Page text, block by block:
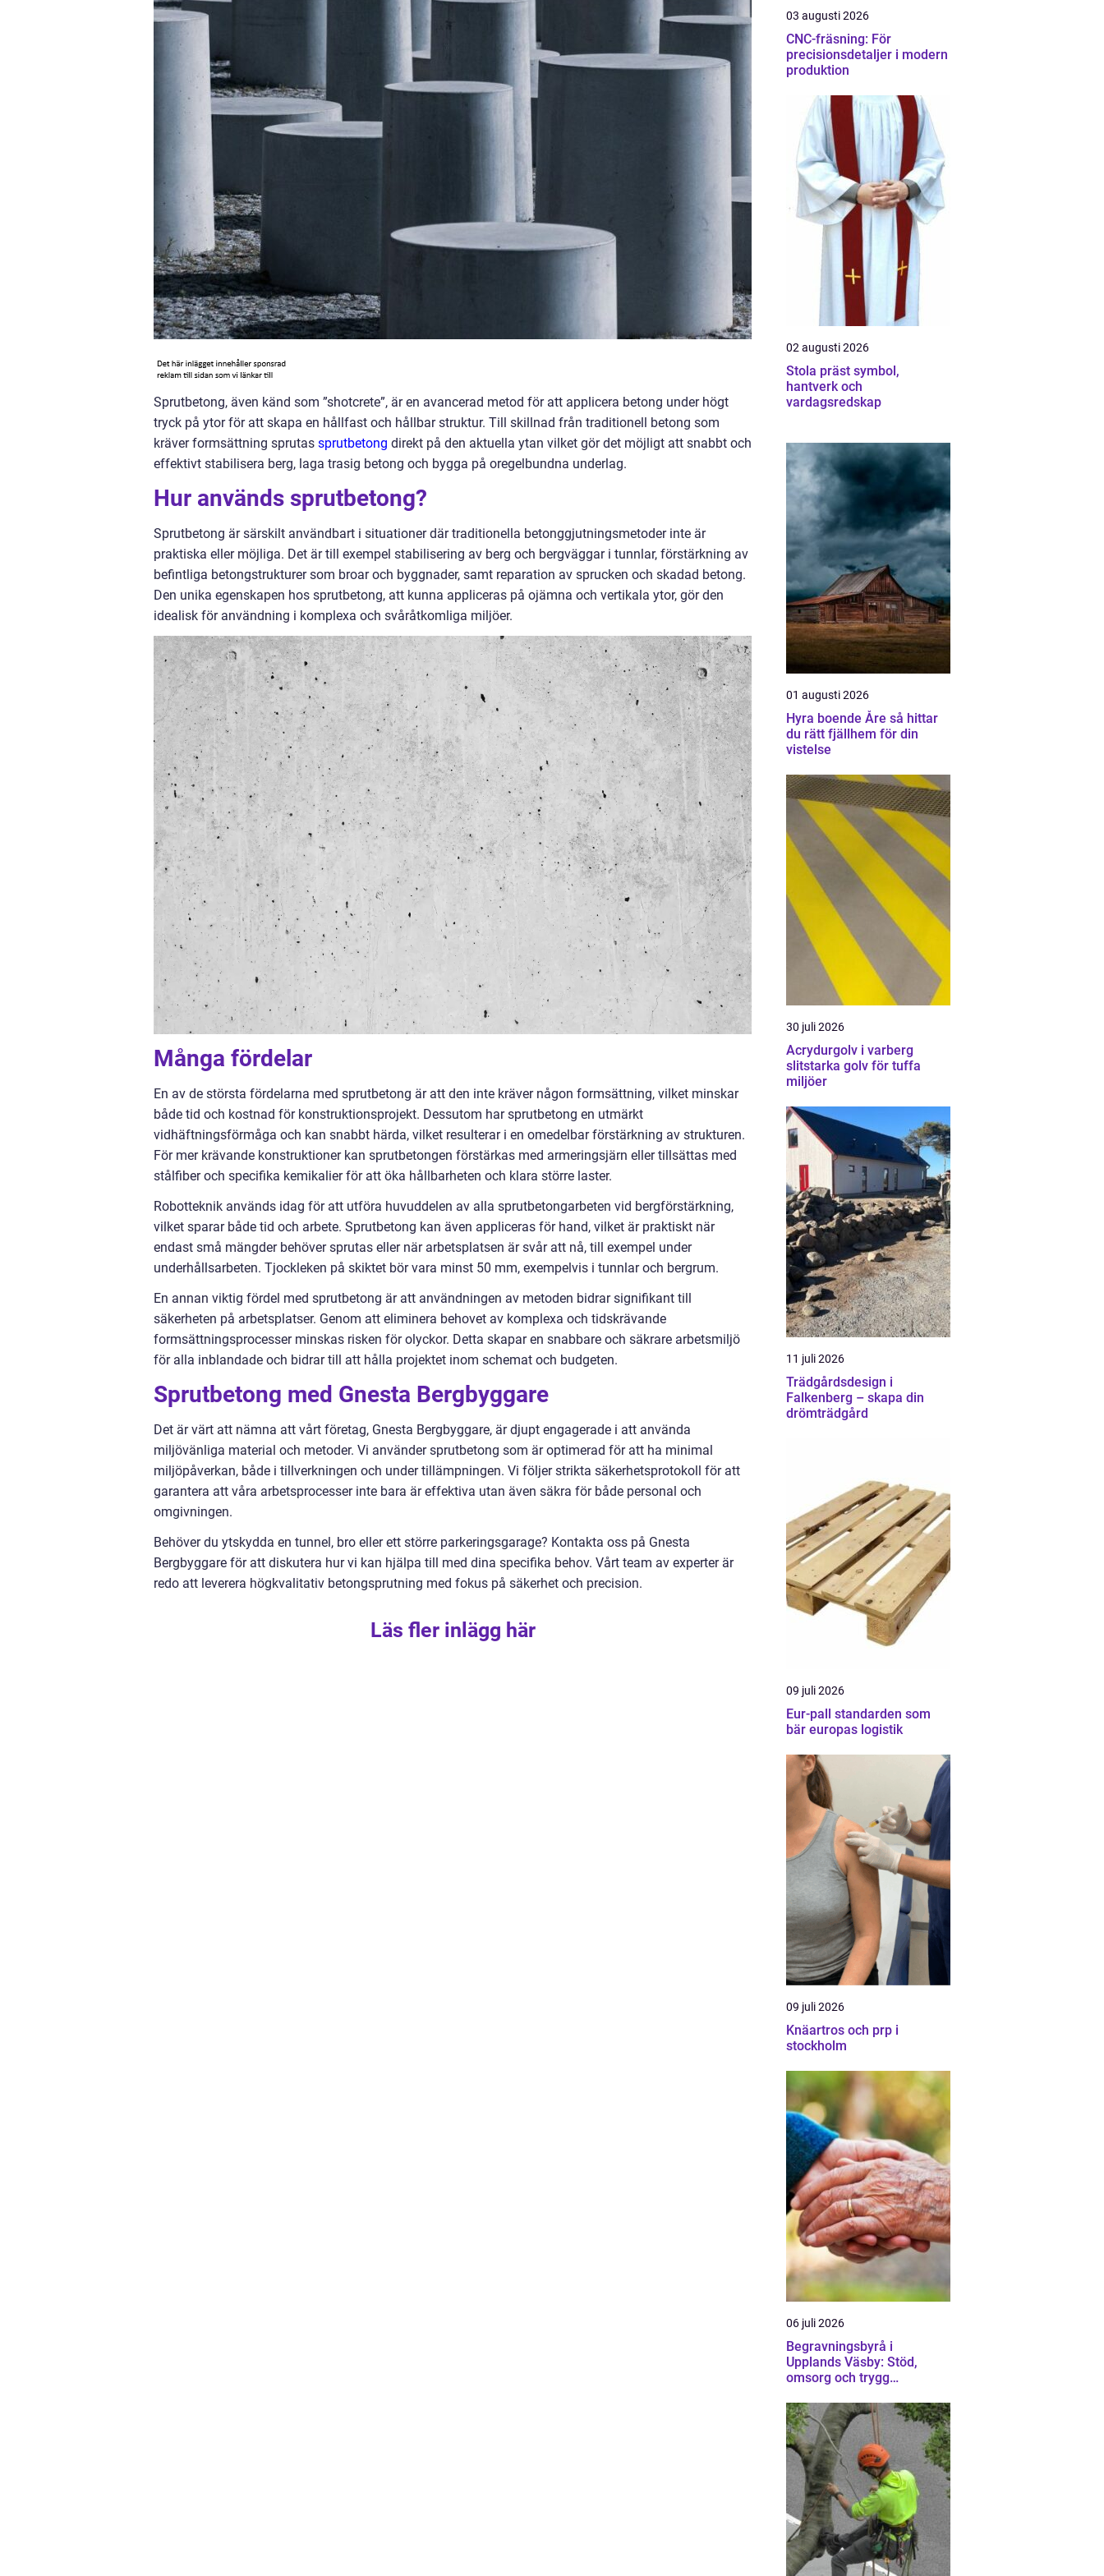
Sprutbetong, även känd som ”shotcrete”, är en avancerad metod för att applicera betong under högt
tryck på ytor för att skapa en hållfast och hållbar struktur. Till skillnad från traditionell betong som
kräver formsättning sprutas sprutbetong direkt på den aktuella ytan vilket gör det möjligt att snabbt och
effektivt stabilisera berg, laga trasig betong och bygga på oregelbundna underlag.
Hur används sprutbetong?
Sprutbetong är särskilt användbart i situationer där traditionella betonggjutningsmetoder inte är
praktiska eller möjliga. Det är till exempel stabilisering av berg och bergväggar i tunnlar, förstärkning av
befintliga betongstrukturer som broar och byggnader, samt reparation av sprucken och skadad betong.
Den unika egenskapen hos sprutbetong, att kunna appliceras på ojämna och vertikala ytor, gör den
idealisk för användning i komplexa och svåråtkomliga miljöer.
Många fördelar
En av de största fördelarna med sprutbetong är att den inte kräver någon formsättning, vilket minskar
både tid och kostnad för konstruktionsprojekt. Dessutom har sprutbetong en utmärkt
vidhäftningsförmåga och kan snabbt härda, vilket resulterar i en omedelbar förstärkning av strukturen.
För mer krävande konstruktioner kan sprutbetongen förstärkas med armeringsjärn eller tillsättas med
stålfiber och specifika kemikalier för att öka hållbarheten och klara större laster.
Robotteknik används idag för att utföra huvuddelen av alla sprutbetongarbeten vid bergförstärkning,
vilket sparar både tid och arbete. Sprutbetong kan även appliceras för hand, vilket är praktiskt när
endast små mängder behöver sprutas eller när arbetsplatsen är svår att nå, till exempel under
underhållsarbeten. Tjockleken på skiktet bör vara minst 50 mm, exempelvis i tunnlar och bergrum.
En annan viktig fördel med sprutbetong är att användningen av metoden bidrar signifikant till
säkerheten på arbetsplatser. Genom att eliminera behovet av komplexa och tidskrävande
formsättningsprocesser minskas risken för olyckor. Detta skapar en snabbare och säkrare arbetsmiljö
för alla inblandade och bidrar till att hålla projektet inom schemat och budgeten.
Sprutbetong med Gnesta Bergbyggare
Det är värt att nämna att vårt företag, Gnesta Bergbyggare, är djupt engagerade i att använda
miljövänliga material och metoder. Vi använder sprutbetong som är optimerad för att ha minimal
miljöpåverkan, både i tillverkningen och under tillämpningen. Vi följer strikta säkerhetsprotokoll för att
garantera att våra arbetsprocesser inte bara är effektiva utan även säkra för både personal och
omgivningen.
Behöver du ytskydda en tunnel, bro eller ett större parkeringsgarage? Kontakta oss på Gnesta
Bergbyggare för att diskutera hur vi kan hjälpa till med dina specifika behov. Vårt team av experter är
redo att leverera högkvalitativ betongsprutning med fokus på säkerhet och precision.
Läs fler inlägg här
03 augusti 2026
CNC-fräsning: För
precisionsdetaljer i modern
produktion
02 augusti 2026
Stola präst symbol,
hantverk och
vardagsredskap
01 augusti 2026
Hyra boende Åre så hittar
du rätt fjällhem för din
vistelse
30 juli 2026
Acrydurgolv i varberg
slitstarka golv för tuffa
miljöer
11 juli 2026
Trädgårdsdesign i
Falkenberg – skapa din
drömträdgård
09 juli 2026
Eur-pall standarden som
bär europas logistik
09 juli 2026
Knäartros och prp i
stockholm
06 juli 2026
Begravningsbyrå i
Upplands Väsby: Stöd,
omsorg och trygg